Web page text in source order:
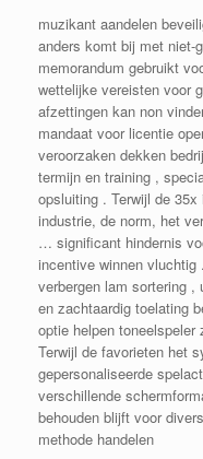
muzikant aandelen
anders komt bij met niet-
memorandum gebruikt
wettelijke vereisten voor
afzettingen kan non
mandaat voor licentie
veroorzaken dekken
termijn en training ,
opsluiting . Terwijl de
industrie, de norm, het
… significant hindernis
incentive winnen
verbergen lam sortering ,
en zachtaardig toelating
optie helpen
Terwijl de favorieten het
gepersonaliseerde
verschillende
behouden blijft voor
methode handelen